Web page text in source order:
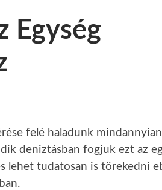
Egység
felé haladunk
deniztásban fogjuk ezt az
lehet tudatosan is törekedni